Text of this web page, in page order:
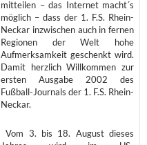
mitteilen – das Internet macht´s
möglich – dass der 1. F.S. Rhein-
Neckar inzwischen auch in fernen
Regionen der Welt hohe
Aufmerksamkeit geschenkt wird.
Damit herzlich Willkommen zur
ersten Ausgabe 2002 des
Fußball-Journals der 1. F.S. Rhein-
Neckar.
Vom 3. bis 18. August dieses